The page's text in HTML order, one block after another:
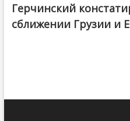
Герчинский
сближении Грузии и